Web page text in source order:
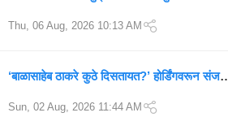
Thu, 06 Aug, 2026 10:13 AM
‘बाळासाहेब ठाकरे कुठे दिसतायत?’ होर्डिंगवरून संजय
Sun, 02 Aug, 2026 11:44 AM